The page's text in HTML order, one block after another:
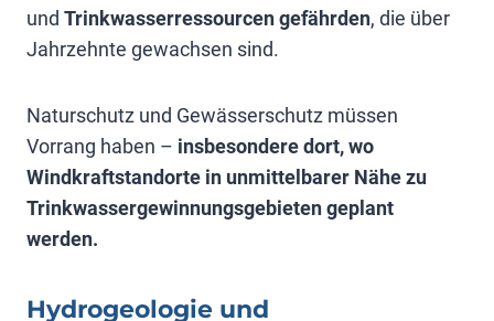
und Trinkwasserressourcen gefährden, die über
Jahrzehnte gewachsen sind.
Naturschutz und Gewässerschutz müssen
Vorrang haben – insbesondere dort, wo
Windkraftstandorte in unmittelbarer Nähe zu
Trinkwassergewinnungsgebieten geplant
werden.
Hydrogeologie und